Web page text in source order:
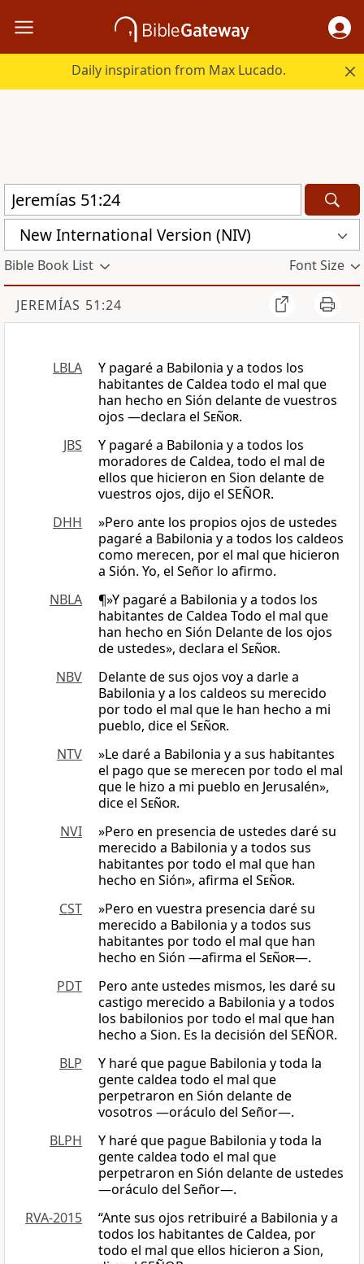
Daily inspiration from Max Lucado.
New International Version (NIV)
Bible Book List Font Size
JEREMÍAS 51:24
LBLA
Y pagaré a Babilonia y a todos los
habitantes de Caldea todo el mal que
han hecho en Sión delante de vuestros
ojos —declara el Señor.
JBS
Y pagaré a Babilonia y a todos los
moradores de Caldea, todo el mal de
ellos que hicieron en Sion delante de
vuestros ojos, dijo el SEÑOR.
DHH
»Pero ante los propios ojos de ustedes
pagaré a Babilonia y a todos los caldeos
como merecen, por el mal que hicieron
a Sión. Yo, el Señor lo afirmo.
NBLA
¶»Y pagaré a Babilonia y a todos los
habitantes de Caldea Todo el mal que
han hecho en Sión Delante de los ojos
de ustedes», declara el Señor.
NBV
Delante de sus ojos voy a darle a
Babilonia y a los caldeos su merecido
por todo el mal que le han hecho a mi
pueblo, dice el Señor.
NTV
»Le daré a Babilonia y a sus habitantes
el pago que se merecen por todo el mal
que le hizo a mi pueblo en Jerusalén»,
dice el Señor.
NVI
»Pero en presencia de ustedes daré su
merecido a Babilonia y a todos sus
habitantes por todo el mal que han
hecho en Sión», afirma el Señor.
CST
»Pero en vuestra presencia daré su
merecido a Babilonia y a todos sus
habitantes por todo el mal que han
hecho en Sión —afirma el Señor—.
PDT
Pero ante ustedes mismos, les daré su
castigo merecido a Babilonia y a todos
los babilonios por todo el mal que han
hecho a Sion. Es la decisión del SEÑOR.
BLP
Y haré que pague Babilonia y toda la
gente caldea todo el mal que
perpetraron en Sión delante de
vosotros —oráculo del Señor—.
BLPH
Y haré que pague Babilonia y toda la
gente caldea todo el mal que
perpetraron en Sión delante de ustedes
—oráculo del Señor—.
RVA-2015
“Ante sus ojos retribuiré a Babilonia y a
todos los habitantes de Caldea, por
todo el mal que ellos hicieron a Sion,